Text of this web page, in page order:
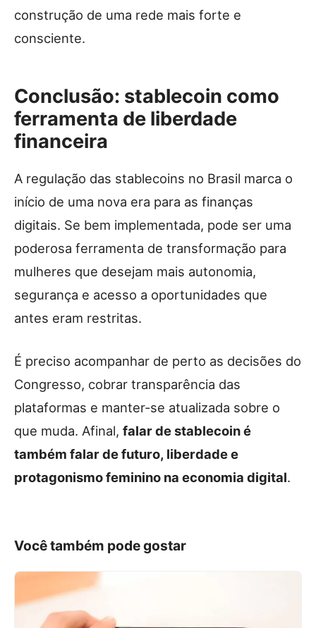
construção de uma rede mais forte e
consciente.
Conclusão: stablecoin como
ferramenta de liberdade
financeira
A regulação das stablecoins no Brasil marca o
início de uma nova era para as finanças
digitais. Se bem implementada, pode ser uma
poderosa ferramenta de transformação para
mulheres que desejam mais autonomia,
segurança e acesso a oportunidades que
antes eram restritas.
É preciso acompanhar de perto as decisões do
Congresso, cobrar transparência das
plataformas e manter-se atualizada sobre o
que muda. Afinal, falar de stablecoin é
também falar de futuro, liberdade e
protagonismo feminino na economia digital.
Você também pode gostar